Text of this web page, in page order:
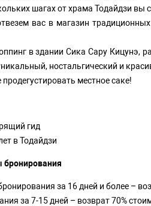
шагах от храма Тодайдзи
вас в магазин
в здании Сика Сару Кицунэ,
ностальгический и
местное саке!
гид
в Тодайдзи
бронирования
за 16 дней и более –
за 7-15 дней – возврат 70%